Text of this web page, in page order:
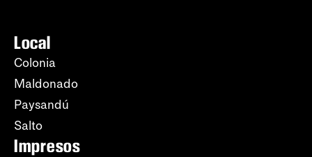
Local
Colonia
Maldonado
Paysandú
Salto
Impresos